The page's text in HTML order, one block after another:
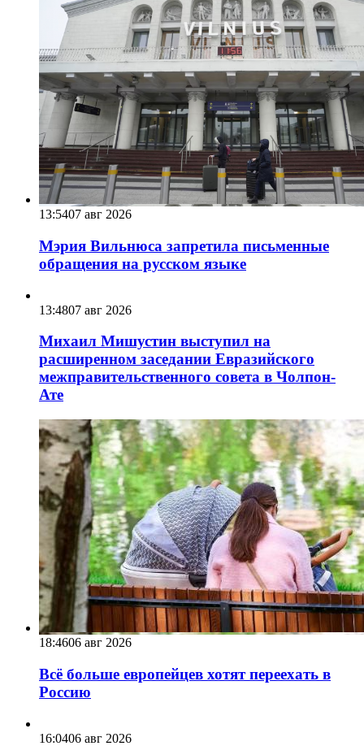
13:5407 авг 2026
Мэрия Вильнюса запретила письменные
обращения на русском языке
13:4807 авг 2026
Михаил Мишустин выступил на
расширенном заседании Евразийского
межправительственного совета в Чолпон-
Ате
18:4606 авг 2026
Всё больше европейцев хотят переехать в
Россию
16:0406 авг 2026